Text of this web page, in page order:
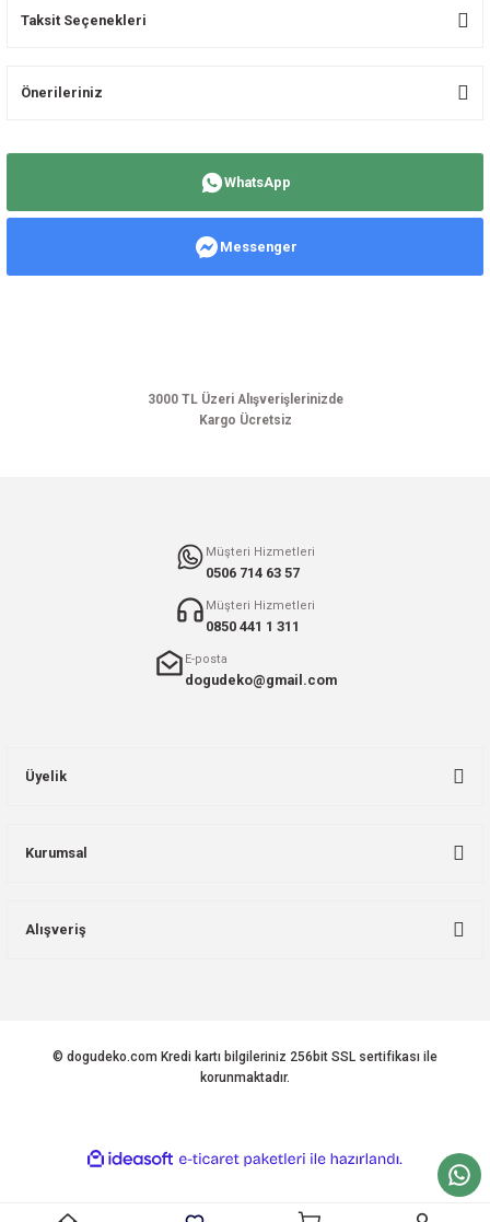
Taksit Seçenekleri
Önerileriniz
Ürün resmi kalitesiz, bozuk veya görüntülenemiyor.
WhatsApp
Messenger
3000 TL Üzeri Alışverişlerinizde
Kargo Ücretsiz
Müşteri Hizmetleri
0506 714 63 57
Müşteri Hizmetleri
0850 441 1 311
E-posta
dogudeko@gmail.com
Üyelik
Kurumsal
Alışveriş
© dogudeko.com Kredi kartı bilgileriniz 256bit SSL sertifikası ile
korunmaktadır.
ideasoft
e-
hazırlandı.